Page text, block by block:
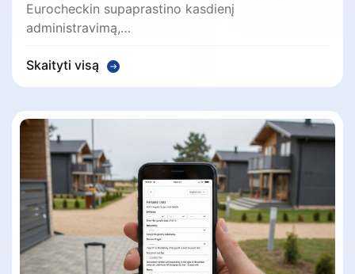
Eurocheckin supaprastino kasdienį
administravimą,…
Skaityti visą